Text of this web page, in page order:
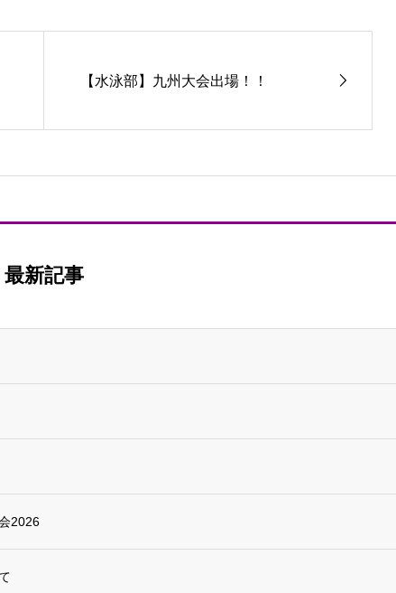
【水泳部】九州大会出場！！
最新記事
2026